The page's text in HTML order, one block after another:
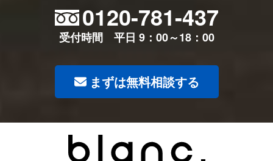
0120-781-437
受付時間 平日 9：00～18：00
まずは無料相談する